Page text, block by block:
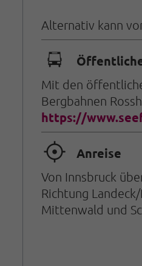
Alternativ kann
🕞
Mit den
Bergbahnen
https://
🞞 Anreise
Von Innsbruck
Richtung
Mittenwald und